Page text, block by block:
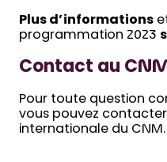
Plus d’informations
programmation 2023
Contact au
Pour toute question
vous pouvez contacter
internationale du CNM.